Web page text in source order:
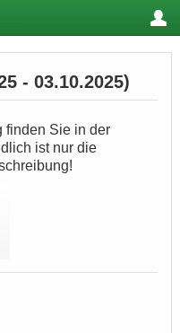
- 03.10.2025)
finden Sie in der
ist nur die